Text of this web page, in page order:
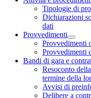
Tipologie di
Dichiarazioni
dati
Provvedimenti
Provvedimenti
Provvedimenti
Bandi di gara e
Resoconto
termine della
Avvisi di
Delibere a